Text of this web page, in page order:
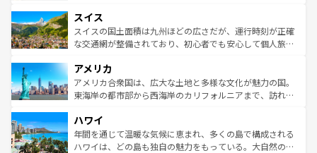
れる地方に足を運ぶとそれぞれで全く異なる文化を体験で
きるだろう。 なお、新着のフランス情報はコンテンツ一覧
を参照してほしい。
は、お酒好きな人にはぜひ体験してほしい。 なお、新着の
ドイツ情報はコンテンツ一覧を参照してほしい。
リアごとに異なる魅力がある。また、優雅なアフタヌーン
ティー、ビール好きにはたまらない英国パブ、サッカー観
戦など、本場だからこそできる体験も豊富。イギリスを旅
ンツ一覧を参照してほしい。
スイス
スイスの国土面積は九州ほどの広さだが、運行時刻が正確
な交通網が整備されており、初心者でも安心して個人旅行
の建物がそのまま残る町や、スイスならではのユニークな
博物館もあり、アルプス観光だけでなく町歩きも満喫する
ことができる。国民の所得が高いため物価も高いが、旅行
ば市内交通費無料で観光を楽しむこともできる。 なお、新
着のスイス情報はコンテンツ一覧 を参照してほしい。
アメリカ
アメリカ合衆国は、広大な土地と多様な文化が魅力の国。
東海岸の都市部から西海岸のカリフォルニアまで、訪れる
のような巨大都市は、観光、ショッピング、エンターテイ
ンメントが詰まった刺激的なスポットだ。一方、アメリカ
西部には大自然が広がり、グランドキャニオンやイエロー
ハワイ
年間を通じて温暖な気候に恵まれ、多くの島で構成される
ハワイは、どの島も独自の魅力をもっている。大自然の神